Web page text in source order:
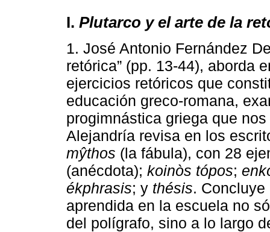
I. Plutarco y el arte de la
1. José Antonio Fernández
retórica” (pp. 13-44), aborda
ejercicios retóricos que
educación greco-romana,
progimnástica griega que
Alejandría revisa en los
mŷthos (la fábula), con 28
(anécdota); koinòs tópos;
ékphrasis; y thésis.
aprendida en la escuela no
del polígrafo, sino a lo largo